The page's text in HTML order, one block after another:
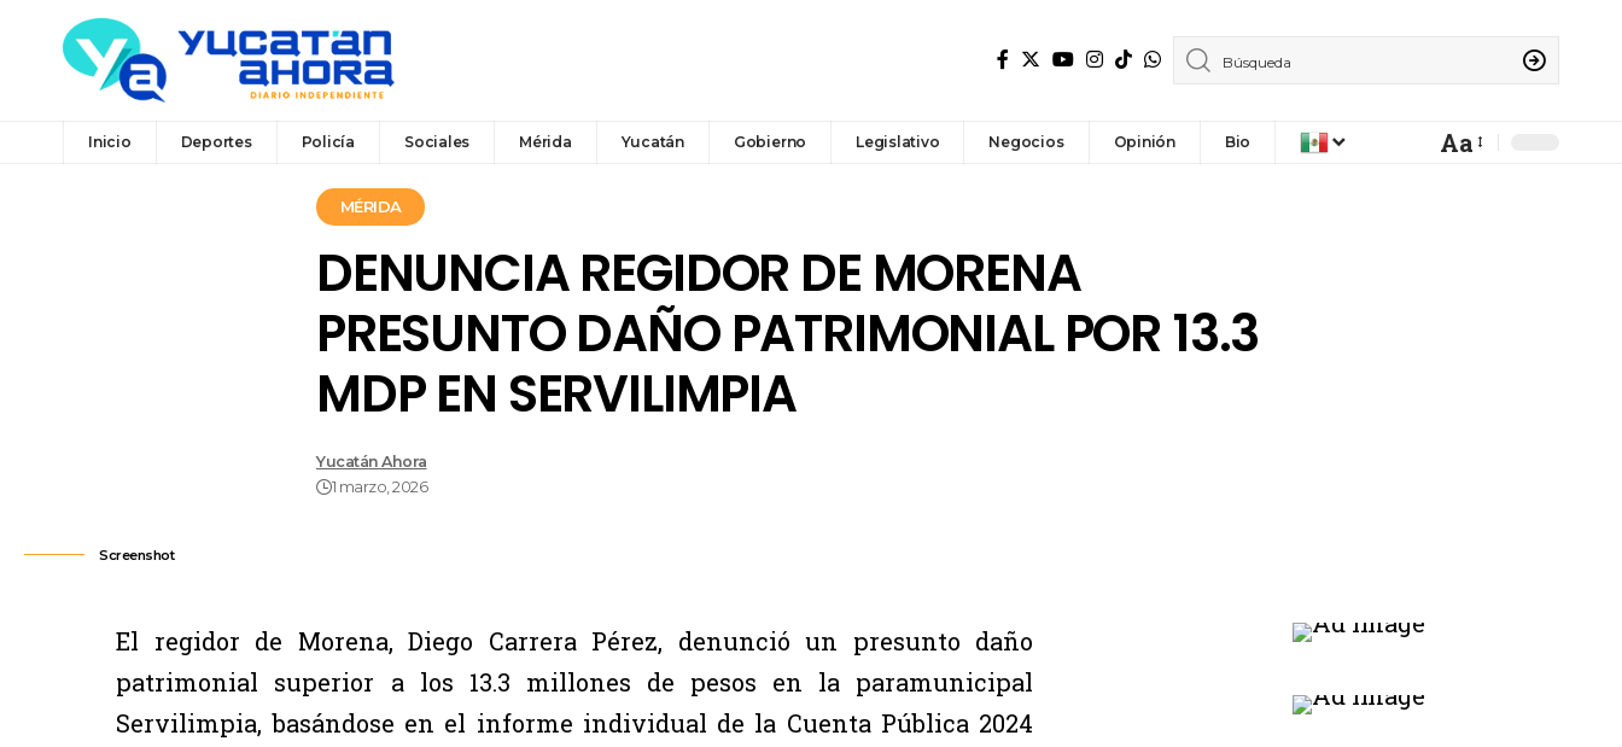
Inicio Deportes Policía Sociales Mérida Yucatán Gobierno Legislativo Negocios Opinión Bio Aa
MÉRIDA
DENUNCIA REGIDOR DE MORENA
PRESUNTO DAÑO PATRIMONIAL POR 13.3
MDP EN SERVILIMPIA
Yucatán Ahora
1 marzo, 2026
Screenshot
El regidor de Morena, Diego Carrera Pérez, denunció un presunto daño
patrimonial superior a los 13.3 millones de pesos en la paramunicipal
Servilimpia, basándose en el informe individual de la Cuenta Pública 2024